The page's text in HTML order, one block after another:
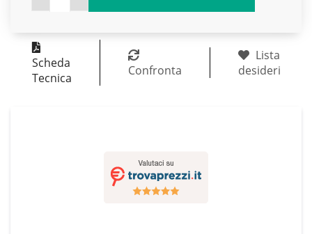
Scheda
Tecnica
Confronta
Lista
desideri